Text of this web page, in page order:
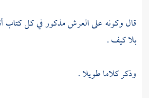
قال وكونه على العرش مذكور في كل كتاب
بلا كيف .
وذكر كلاما طويلا .